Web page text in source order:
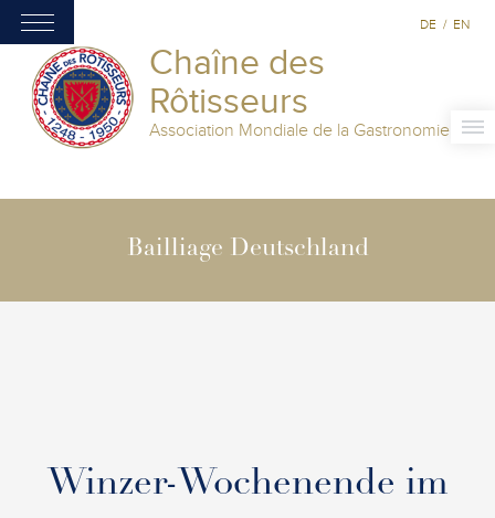
Chaîne des
Rôtisseurs
Association Mondiale de la Gastronomie
DE / EN
Bailliage Deutschland
Winzer-Wochenende im